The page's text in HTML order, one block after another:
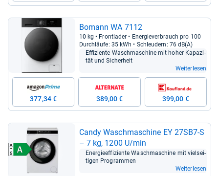
Bomann WA 7112
10 kg • Front­la­der • Ener­gie­ver­brauch pro 100
Durch­läufe: 35 kWh • Schleu­dern: 76 dB(A)
Effi­zi­ente Wasch­ma­schine mit hoher Kapa­zi­
tät und Sicher­heit
Weiterlesen
377,34 € 389,00 € 399,00 €
Candy Wasch­ma­schine EY 27SB7-​S
– 7 kg, 1200 U/min
Ener­gie­ef­fi­zi­ente Wasch­ma­schine mit viel­sei­
ti­gen Pro­gram­men
Weiterlesen